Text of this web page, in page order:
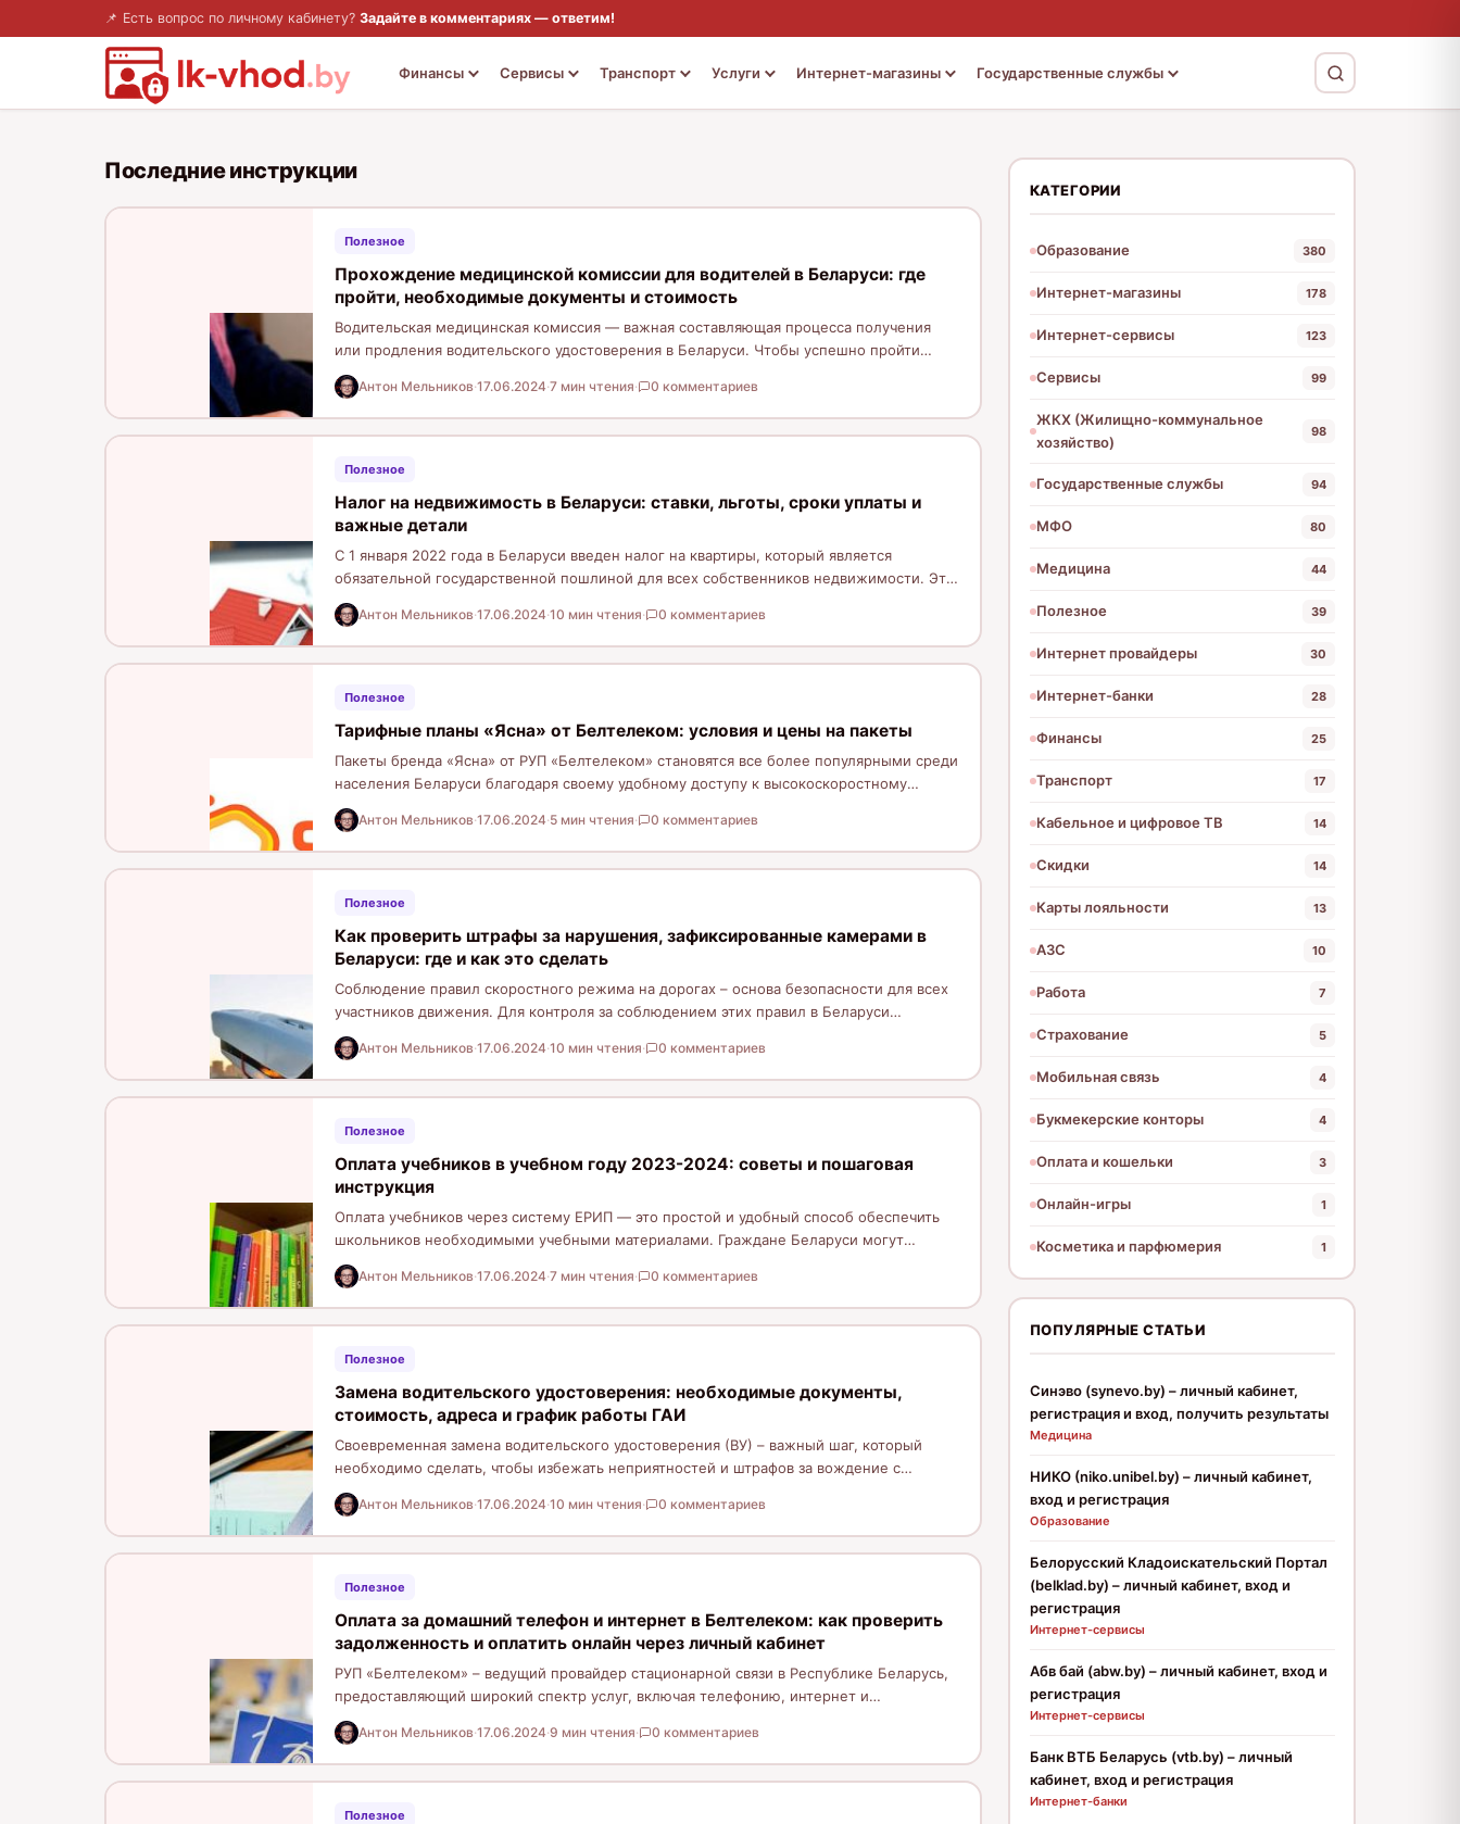
📌 Есть вопрос по личному кабинету? Задайте в комментариях — ответим!
Финансы Сервисы Транспорт Услуги Интернет-магазины Государственные службы
Последние инструкции
Полезное
Прохождение медицинской комиссии для водителей в Беларуси: где
пройти, необходимые документы и стоимость
Водительская медицинская комиссия — важная составляющая процесса получения
или продления водительского удостоверения в Беларуси. Чтобы успешно пройти
медицинскую комиссию, необходимо выполнить несколько…
Антон Мельников·17.06.2024·7 мин чтения· 0 комментариев
Полезное
Налог на недвижимость в Беларуси: ставки, льготы, сроки уплаты и
важные детали
С 1 января 2022 года в Беларуси введен налог на квартиры, который является
обязательной государственной пошлиной для всех собственников недвижимости. Эта
мера…
Антон Мельников·17.06.2024·10 мин чтения· 0 комментариев
Полезное
Тарифные планы «Ясна» от Белтелеком: условия и цены на пакеты
Пакеты бренда «Ясна» от РУП «Белтелеком» становятся все более популярными среди
населения Беларуси благодаря своему удобному доступу к высокоскоростному
интернету, современному телевидению…
Антон Мельников·17.06.2024·5 мин чтения· 0 комментариев
Полезное
Как проверить штрафы за нарушения, зафиксированные камерами в
Беларуси: где и как это сделать
Соблюдение правил скоростного режима на дорогах – основа безопасности для всех
участников движения. Для контроля за соблюдением этих правил в Беларуси
установлены…
Антон Мельников·17.06.2024·10 мин чтения· 0 комментариев
Полезное
Оплата учебников в учебном году 2023-2024: советы и пошаговая
инструкция
Оплата учебников через систему ЕРИП — это простой и удобный способ обеспечить
школьников необходимыми учебными материалами. Граждане Беларуси могут
воспользоваться льготами и…
Антон Мельников·17.06.2024·7 мин чтения· 0 комментариев
Полезное
Замена водительского удостоверения: необходимые документы,
стоимость, адреса и график работы ГАИ
Своевременная замена водительского удостоверения (ВУ) – важный шаг, который
необходимо сделать, чтобы избежать неприятностей и штрафов за вождение с
просроченными правами. В…
Антон Мельников·17.06.2024·10 мин чтения· 0 комментариев
Полезное
Оплата за домашний телефон и интернет в Белтелеком: как проверить
задолженность и оплатить онлайн через личный кабинет
РУП «Белтелеком» – ведущий провайдер стационарной связи в Республике Беларусь,
предоставляющий широкий спектр услуг, включая телефонию, интернет и
телевидение для физических и…
Антон Мельников·17.06.2024·9 мин чтения· 0 комментариев
Полезное
КАТЕГОРИИ
Образование 380
Интернет-магазины 178
Интернет-сервисы 123
Сервисы 99
ЖКХ (Жилищно-коммунальное
хозяйство)
98
Государственные службы 94
МФО 80
Медицина 44
Полезное 39
Интернет провайдеры 30
Интернет-банки 28
Финансы 25
Транспорт 17
Кабельное и цифровое ТВ 14
Скидки 14
Карты лояльности 13
АЗС 10
Работа 7
Страхование 5
Мобильная связь 4
Букмекерские конторы 4
Оплата и кошельки 3
Онлайн-игры 1
Косметика и парфюмерия 1
ПОПУЛЯРНЫЕ СТАТЬИ
Синэво (synevo.by) – личный кабинет,
регистрация и вход, получить результаты
Медицина
НИКО (niko.unibel.by) – личный кабинет,
вход и регистрация
Образование
Белорусский Кладоискательский Портал
(belklad.by) – личный кабинет, вход и
регистрация
Интернет-сервисы
Абв бай (abw.by) – личный кабинет, вход и
регистрация
Интернет-сервисы
Банк ВТБ Беларусь (vtb.by) – личный
кабинет, вход и регистрация
Интернет-банки